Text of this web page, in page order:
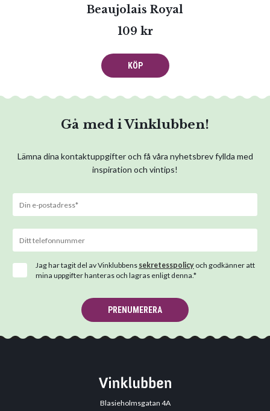
Beaujolais Royal
109 kr
KÖP
Gå med i Vinklubben!
Lämna dina kontaktuppgifter och få våra nyhetsbrev fyllda med
inspiration och vintips!
Jag har tagit del av Vinklubbens sekretesspolicy och godkänner att
mina uppgifter hanteras och lagras enligt denna.*
PRENUMERERA
Blasieholmsgatan 4A